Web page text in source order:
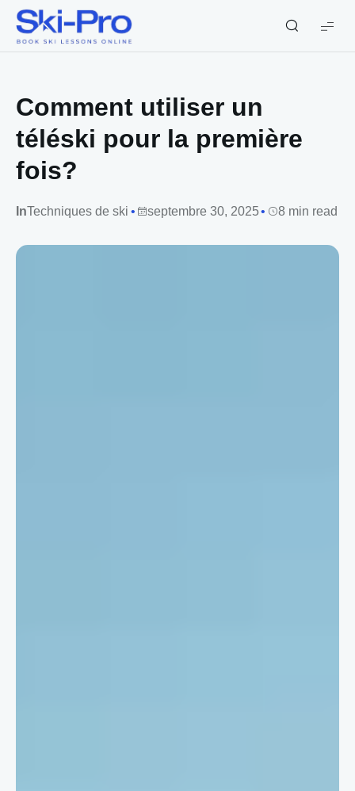
Ski-
Pro
Comment utiliser un
téléski pour la première
fois?
InTechniques de ski septembre 30, 2025 8 min read